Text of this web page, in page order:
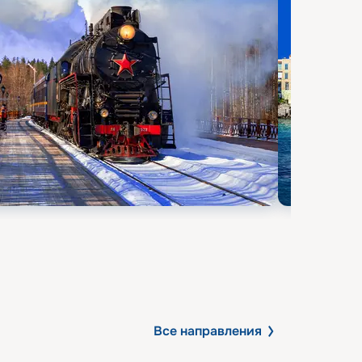
Все направления